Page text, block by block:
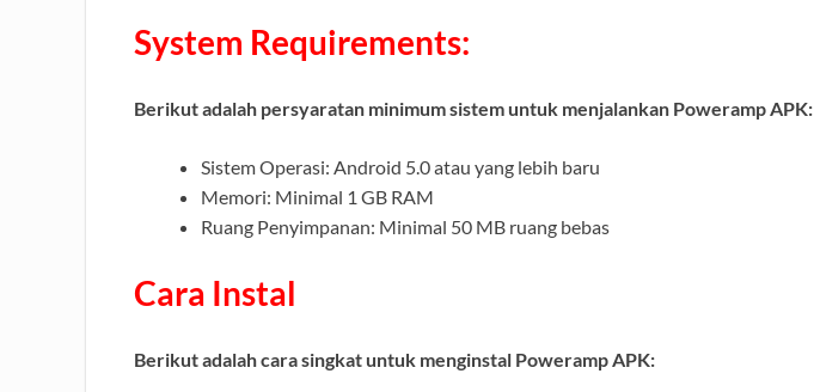
System Requirements:
Berikut adalah persyaratan minimum sistem untuk menjalankan Poweramp APK:
Sistem Operasi: Android 5.0 atau yang lebih baru
Memori: Minimal 1 GB RAM
Ruang Penyimpanan: Minimal 50 MB ruang bebas
Cara Instal
Berikut adalah cara singkat untuk menginstal Poweramp APK: